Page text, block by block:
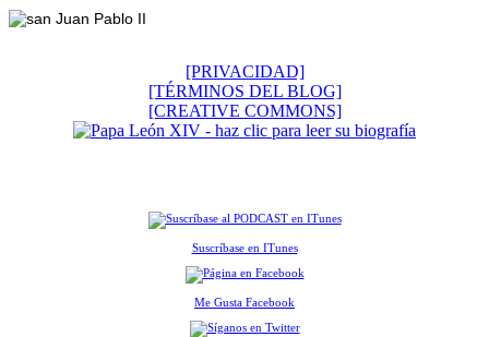
[PRIVACIDAD]
[TÉRMINOS DEL BLOG]
[CREATIVE COMMONS]
Suscríbase en ITunes
Me Gusta Facebook